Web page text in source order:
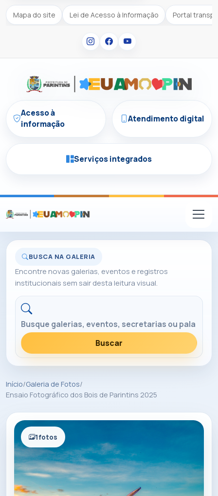
Mapa do site Lei de Acesso à Informação Portal
Acesso à
informação
Atendimento digital
Serviços integrados
BUSCA NA GALERIA
Encontre novas galerias, eventos e registros
institucionais sem sair desta leitura visual.
Buscar na galeria
Buscar
Início/Galeria de Fotos/
Ensaio Fotográfico dos Bois de Parintins 2025
1fotos